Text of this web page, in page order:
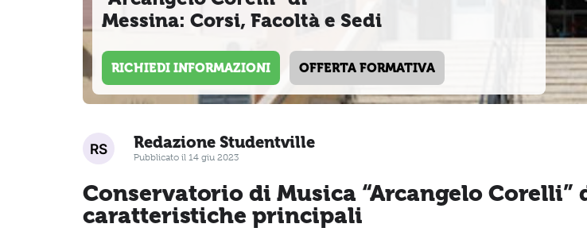
Messina: Corsi, Facoltà e Sedi
RICHIEDI INFORMAZIONI OFFERTA FORMATIVA
Redazione Studentville
Pubblicato il 14 giu 2023
Conservatorio di Musica “Arcangelo Corelli”
caratteristiche principali